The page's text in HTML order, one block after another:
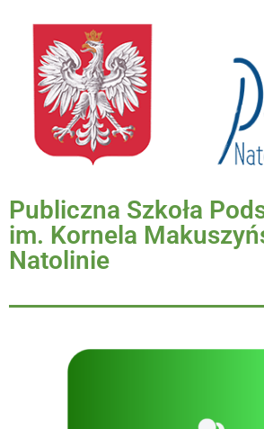
Publiczna Szkoła
im. Kornela
Natolinie